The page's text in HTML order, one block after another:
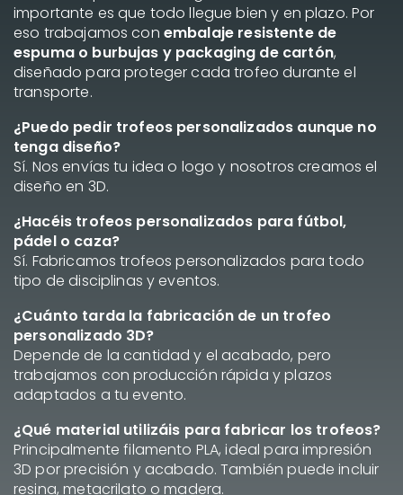
importante es que todo llegue bien y en plazo. Por
eso trabajamos con embalaje resistente de
espuma o burbujas y packaging de cartón,
diseñado para proteger cada trofeo durante el
transporte.
¿Puedo pedir trofeos personalizados aunque no
tenga diseño?
Sí. Nos envías tu idea o logo y nosotros creamos el
diseño en 3D.
¿Hacéis trofeos personalizados para fútbol,
pádel o caza?
Sí. Fabricamos trofeos personalizados para todo
tipo de disciplinas y eventos.
¿Cuánto tarda la fabricación de un trofeo
personalizado 3D?
Depende de la cantidad y el acabado, pero
trabajamos con producción rápida y plazos
adaptados a tu evento.
¿Qué material utilizáis para fabricar los trofeos?
Principalmente filamento PLA, ideal para impresión
3D por precisión y acabado. También puede incluir
resina, metacrilato o madera.